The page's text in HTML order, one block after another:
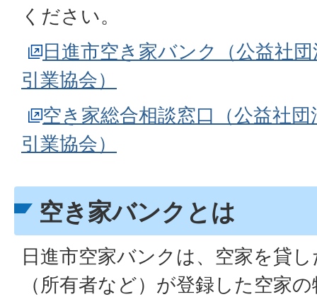
ください。
日進市空き家バンク（公益社
引業協会）
空き家総合相談窓口（公益社
引業協会）
空き家バンクとは
日進市空家バンクは、空家を貸
（所有者など）が登録した空家